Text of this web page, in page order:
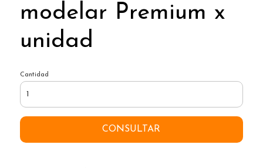
modelar Premium x
unidad
Cantidad
CONSULTAR